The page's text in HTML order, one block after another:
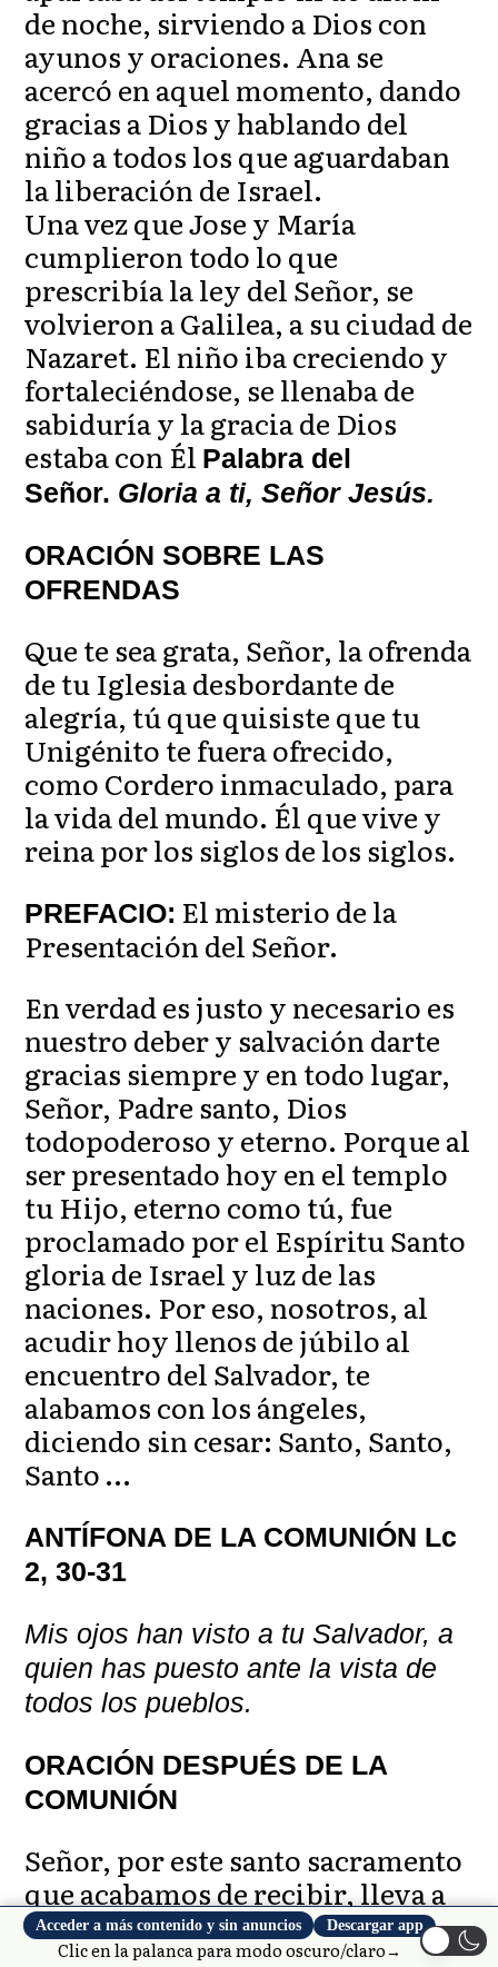
de noche, sirviendo a Dios con
ayunos y oraciones. Ana se
acercó en aquel momento, dando
gracias a Dios y hablando del
niño a todos los que aguardaban
la liberación de Israel.
Una vez que Jose y María
cumplieron todo lo que
prescribía la ley del Señor, se
volvieron a Galilea, a su ciudad de
Nazaret. El niño iba creciendo y
fortaleciéndose, se llenaba de
sabiduría y la gracia de Dios
estaba con Él Palabra del
Señor. Gloria a ti, Señor Jesús.
ORACIÓN SOBRE LAS
OFRENDAS
Que te sea grata, Señor, la ofrenda
de tu Iglesia desbordante de
alegría, tú que quisiste que tu
Unigénito te fuera ofrecido,
como Cordero inmaculado, para
la vida del mundo. Él que vive y
reina por los siglos de los siglos.
PREFACIO: El misterio de la
Presentación del Señor.
En verdad es justo y necesario es
nuestro deber y salvación darte
gracias siempre y en todo lugar,
Señor, Padre santo, Dios
todopoderoso y eterno. Porque al
ser presentado hoy en el templo
tu Hijo, eterno como tú, fue
proclamado por el Espíritu Santo
gloria de Israel y luz de las
naciones. Por eso, nosotros, al
acudir hoy llenos de júbilo al
encuentro del Salvador, te
alabamos con los ángeles,
diciendo sin cesar: Santo, Santo,
Santo …
ANTÍFONA DE LA COMUNIÓN Lc
2, 30-31
Mis ojos han visto a tu Salvador, a
quien has puesto ante la vista de
todos los pueblos.
ORACIÓN DESPUÉS DE LA
COMUNIÓN
Señor, por este santo sacramento
que acabamos de recibir, lleva a
su plenitud en nosotros la obra de
Acceder a más contenido y sin anuncios Descargar app
Clic en la palanca para modo oscuro/claro→